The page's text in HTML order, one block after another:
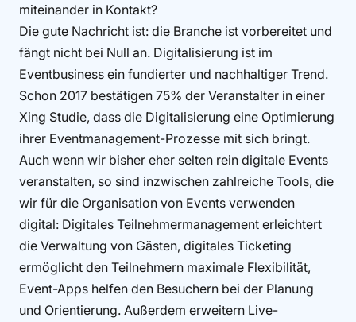
miteinander in Kontakt?
Die gute Nachricht ist: die Branche ist vorbereitet und
fängt nicht bei Null an. Digitalisierung ist im
Eventbusiness ein fundierter und nachhaltiger Trend.
Schon 2017 bestätigen 75% der Veranstalter in einer
Xing Studie, dass die Digitalisierung eine Optimierung
ihrer Eventmanagement-Prozesse mit sich bringt.
Auch wenn wir bisher eher selten rein digitale Events
veranstalten, so sind inzwischen zahlreiche Tools, die
wir für die Organisation von Events verwenden
digital: Digitales Teilnehmermanagement erleichtert
die Verwaltung von Gästen, digitales Ticketing
ermöglicht den Teilnehmern maximale Flexibilität,
Event-Apps helfen den Besuchern bei der Planung
und Orientierung. Außerdem erweitern Live-